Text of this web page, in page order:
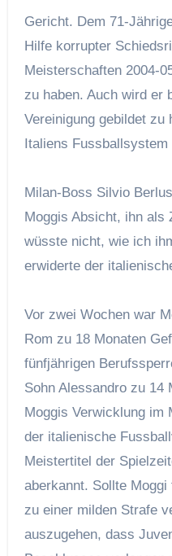
Gericht. Dem 71-
Hilfe korrupter
Meisterschaften 2004-
zu haben. Auch wird er
Vereinigung gebildet zu
Italiens Fussballsystem
Milan-Boss Silvio
Moggis Absicht, ihn als
wüsste nicht, wie ich
erwiderte der
Vor zwei Wochen war
Rom zu 18 Monaten
fünfjährigen
Sohn Alessandro zu 14
Moggis Verwicklung im
der italienische
Meistertitel der
aberkannt. Sollte
zu einer milden Strafe
auszugehen, dass